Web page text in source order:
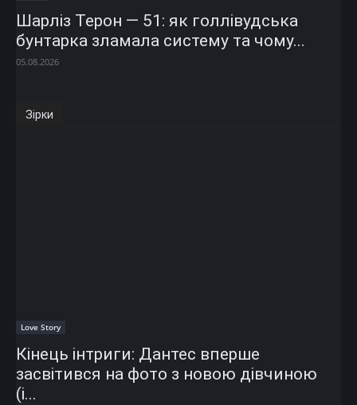
Шарліз Терон — 51: як голлівудська
бунтарка зламала систему та чому...
05.08.2026
Зірки
Love Story
Кінець інтриги: Дантес вперше
засвітився на фото з новою дівчиною
(і...